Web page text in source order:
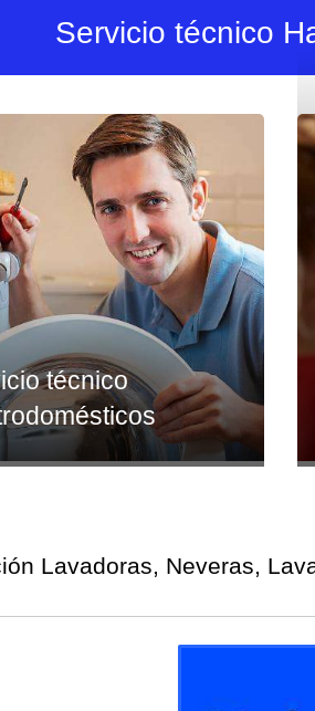
Servicio técnico
técnico
Lavadoras, Neveras,